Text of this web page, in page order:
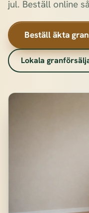
jul. Beställ online
Beställ äkta
Lokala